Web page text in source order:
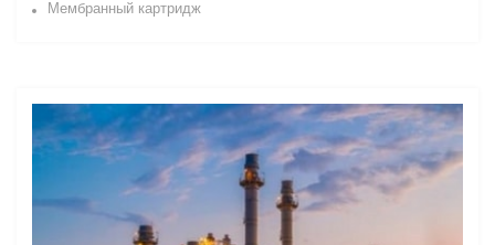
Мембранный картридж